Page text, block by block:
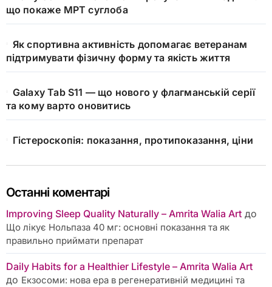
що покаже МРТ суглоба
Як спортивна активність допомагає ветеранам
підтримувати фізичну форму та якість життя
Galaxy Tab S11 — що нового у флагманській серії
та кому варто оновитись
Гістероскопія: показання, протипоказання, ціни
Останні коментарі
Improving Sleep Quality Naturally – Amrita Walia Artдо
Що лікує Нольпаза 40 мг: основні показання та як
правильно приймати препарат
Daily Habits for a Healthier Lifestyle – Amrita Walia Art
до Екзосоми: нова ера в регенеративній медицині та